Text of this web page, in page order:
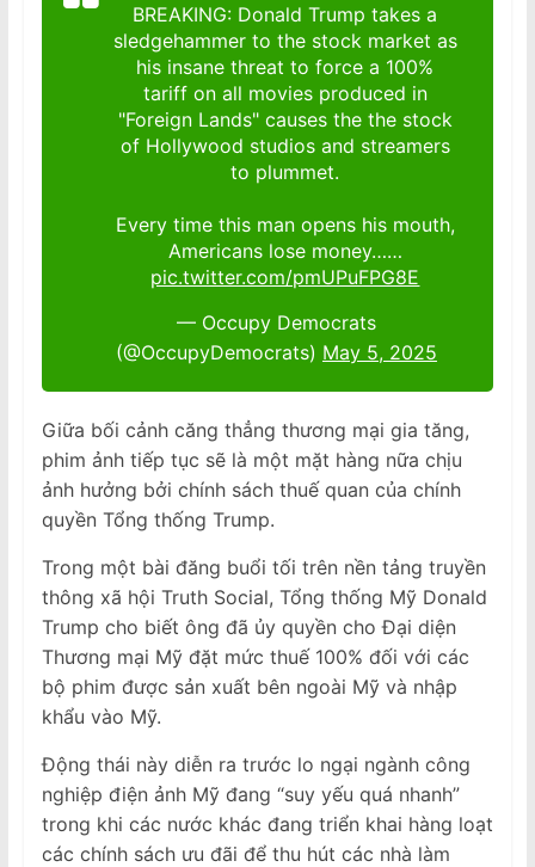
BREAKING: Donald Trump takes a
sledgehammer to the stock market as
his insane threat to force a 100%
tariff on all movies produced in
"Foreign Lands" causes the the stock
of Hollywood studios and streamers
to plummet.
Every time this man opens his mouth,
Americans lose money……
pic.twitter.com/pmUPuFPG8E
— Occupy Democrats
(@OccupyDemocrats) May 5, 2025
Giữa bối cảnh căng thẳng thương mại gia tăng,
phim ảnh tiếp tục sẽ là một mặt hàng nữa chịu
ảnh hưởng bởi chính sách thuế quan của chính
quyền Tổng thống Trump.
Trong một bài đăng buổi tối trên nền tảng truyền
thông xã hội Truth Social, Tổng thống Mỹ Donald
Trump cho biết ông đã ủy quyền cho Đại diện
Thương mại Mỹ đặt mức thuế 100% đối với các
bộ phim được sản xuất bên ngoài Mỹ và nhập
khẩu vào Mỹ.
Động thái này diễn ra trước lo ngại ngành công
nghiệp điện ảnh Mỹ đang “suy yếu quá nhanh”
trong khi các nước khác đang triển khai hàng loạt
các chính sách ưu đãi để thu hút các nhà làm